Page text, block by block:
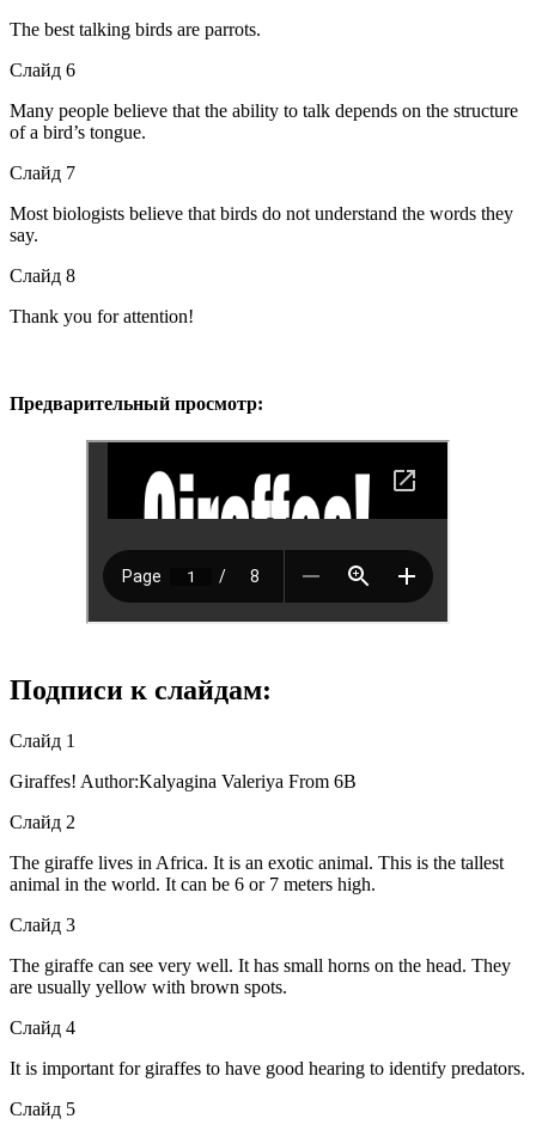
The best talking birds are parrots.
Слайд 6
Many people believe that the ability to talk depends on the structure
of a bird’s tongue.
Слайд 7
Most biologists believe that birds do not understand the words they
say.
Слайд 8
Thank you for attention!
Предварительный просмотр:
Подписи к слайдам:
Слайд 1
Giraffes! Author:Kalyagina Valeriya From 6B
Слайд 2
The giraffe lives in Africa. It is an exotic animal. This is the tallest
animal in the world. It can be 6 or 7 meters high.
Слайд 3
The giraffe can see very well. It has small horns on the head. They
are usually yellow with brown spots.
Слайд 4
It is important for giraffes to have good hearing to identify predators.
Слайд 5